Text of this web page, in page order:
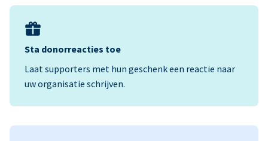
Sta donorreacties toe
Laat supporters met hun geschenk een reactie naar
uw organisatie schrijven.